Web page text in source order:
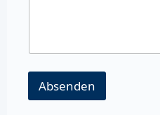
Absenden